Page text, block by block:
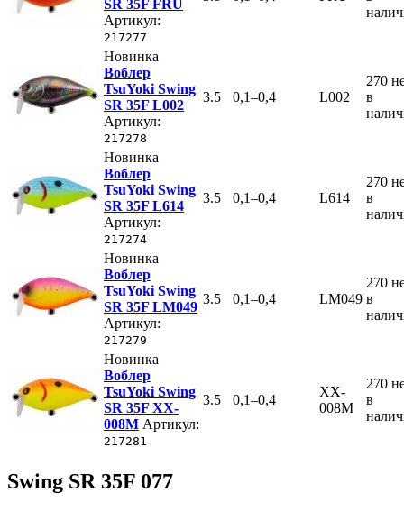
SR 35F FRU
Артикул:
217277
Новинка
Воблер
TsuYoki Swing
SR 35F L002
Артикул:
217278
3.5 0,1–0,4 L002
270
в
Новинка
Воблер
TsuYoki Swing
SR 35F L614
Артикул:
217274
3.5 0,1–0,4 L614
270
в
Новинка
Воблер
TsuYoki Swing
SR 35F LM049
Артикул:
217279
3.5 0,1–0,4 LM049
270
в
Новинка
Воблер
TsuYoki Swing
SR 35F XX-
008M Артикул:
217281
3.5 0,1–0,4
XX-
008M
270
в
Swing SR 35F 077